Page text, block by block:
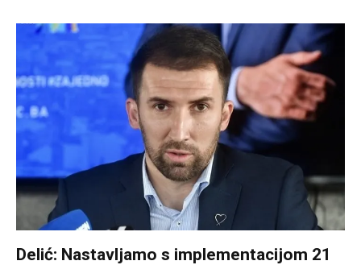
Delić: Nastavljamo s implementacijom 21